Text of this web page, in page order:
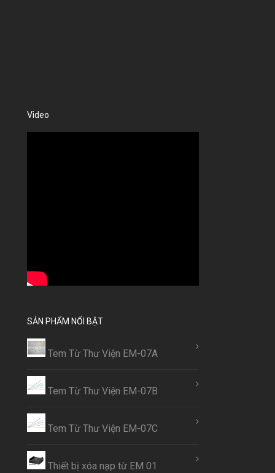
Video
SẢN PHẨM NỔI BẬT
Tem Từ Thư Viện EM-07A
Tem Từ Thư Viện EM-07B
Tem Từ Thư Viện EM-07C
Thiết bị xóa nạp từ EM 01